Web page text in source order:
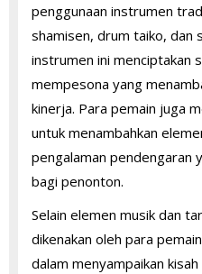
penggunaan instrumen
shamisen, drum taiko, dan
instrumen ini menciptakan
mempesona yang
kinerja. Para pemain juga
untuk menambahkan
pengalaman pendengaran
bagi penonton.
Selain elemen musik dan
dikenakan oleh para
dalam menyampaikan